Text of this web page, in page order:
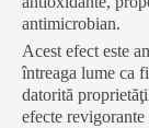
antimicrobian.
Acest efect este
întreaga lume ca
datorită
efecte